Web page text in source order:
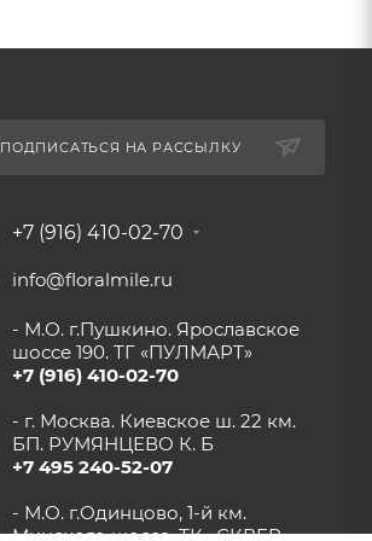
ПОДПИСАТЬСЯ НА РАССЫЛКУ
+7 (916) 410-02-70
info@floralmile.ru
- М.О. г.Пушкино. Ярославское
шоссе 190. ТГ «ПУЛМАРТ»
+7 (916) 410-02-70
- г. Москва. Киевское ш. 22 км.
БП. РУМЯНЦЕВО К. Б
+7 495 240-52-07
- М.О. г.Одинцово, 1-й км.
Минского шоссе. ТК «СКВЕР»